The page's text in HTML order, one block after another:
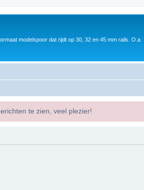
modelspoor dat rijdt op 30, 32 en 45 mm rails. O.a
te zien, veel plezier!